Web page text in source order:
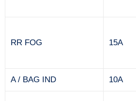
RR FOG 15А
A / BAG IND 10А